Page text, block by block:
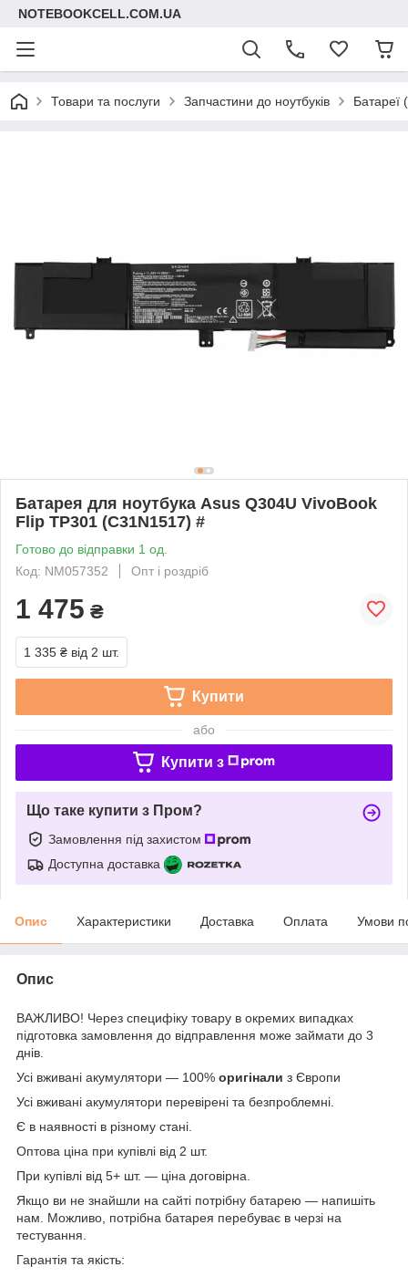
NOTEBOOKCELL.COM.UA
Товари та послуги Запчастини до ноутбуків Батареї
Батарея для ноутбука Asus Q304U VivoBook
Flip TP301 (C31N1517) #
Готово до відправки 1 од.
Код: NM057352
Опт і роздріб
1 475 ₴
1 335 ₴ від 2 шт.
Купити
або
Купити з
Що таке купити з Пром?
Замовлення під захистом
Доступна доставка
Опис Характеристики Доставка Оплата Умови
Опис
ВАЖЛИВО! Через специфіку товару в окремих випадках
підготовка замовлення до відправлення може займати до 3
днів.
Усі вживані акумулятори — 100% оригінали з Європи
Усі вживані акумулятори перевірені та безпроблемні.
Є в наявності в різному стані.
Оптова ціна при купівлі від 2 шт.
При купівлі від 5+ шт. — ціна договірна.
Якщо ви не знайшли на сайті потрібну батарею — напишіть
нам. Можливо, потрібна батарея перебуває в черзі на
тестування.
Гарантія та якість: